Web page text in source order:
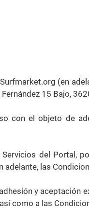
(en
15 Bajo,
con el objeto de
del Portal,
adelante, las
y aceptación
como a las